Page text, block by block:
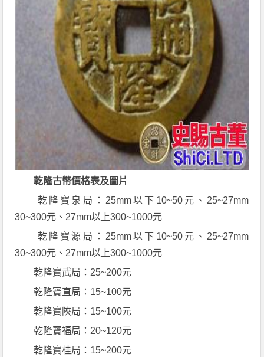
乾隆古幣價格表及圖片
乾隆寶泉局：25mm以下10~50元、25~27mm
30~300元、27mm以上300~1000元
乾隆寶源局：25mm以下10~50元、25~27mm
30~300元、27mm以上300~1000元
乾隆寶武局：25~200元
乾隆寶直局：15~100元
乾隆寶陜局：15~100元
乾隆寶福局：20~120元
乾隆寶桂局：15~200元